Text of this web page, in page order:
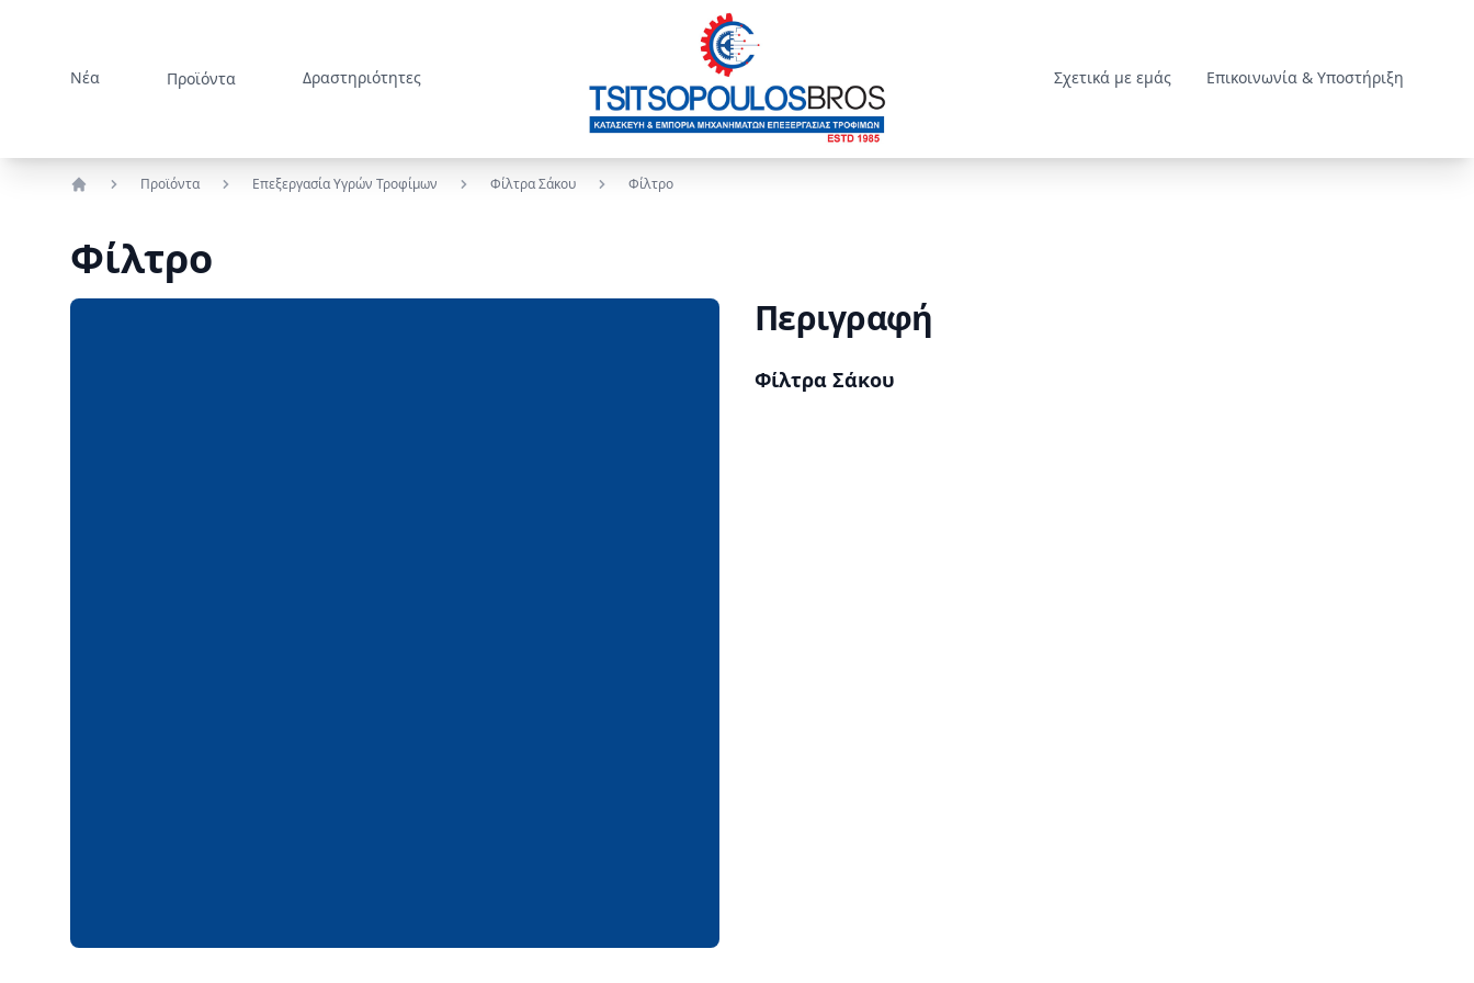
Νέα Προϊόντα Δραστηριότητες Σχετικά με εμάς Επικοινωνία & Υποστήριξη
Προϊόντα Επεξεργασία Υγρών Τροφίμων Φίλτρα Σάκου Φίλτρο
Φίλτρο
Περιγραφή
Description
Φίλτρα Σάκου